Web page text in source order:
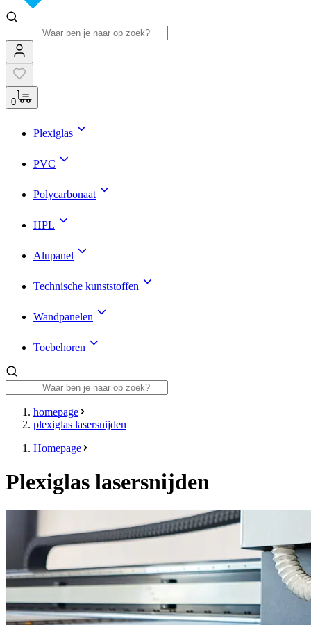
0
Plexiglas
PVC
Polycarbonaat
HPL
Alupanel
Technische kunststoffen
Wandpanelen
Toebehoren
homepage
plexiglas lasersnijden
Homepage
Plexiglas lasersnijden